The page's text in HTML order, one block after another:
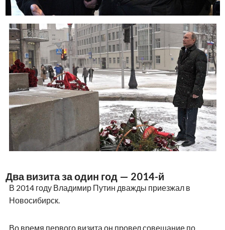
Два визита за один год — 2014-й
В 2014 году Владимир Путин дважды приезжал в
Новосибирск.
Во время первого визита он провел совещание по